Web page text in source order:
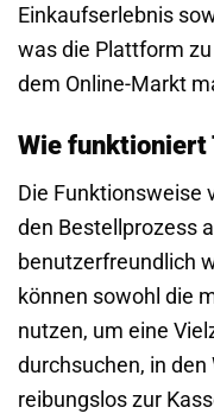
Einkaufserlebnis
was die Plattform
dem Online-Markt
Wie funktioniert
Die Funktionsweise
den Bestellprozess
benutzerfreundlich
können sowohl die
nutzen, um eine
durchsuchen, in
reibungslos zur